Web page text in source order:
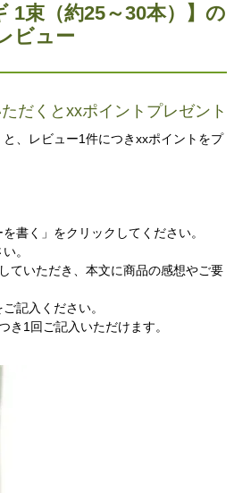
1束（約25～30本）】の
ビュー
だくとxxポイントプレゼント
、レビュー1件につきxxポイントをプ
書く」をクリックしてください。
。
ていただき、本文に商品の感想やご要
記入ください。
1回ご記入いただけます。